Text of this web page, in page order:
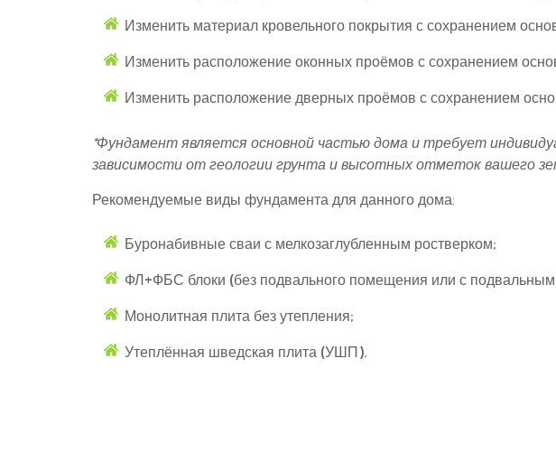
Изменить материал кровельного покрытия с сохранением
Изменить расположение оконных проёмов с сохранением
Изменить расположение дверных проёмов с сохранением
*Фундамент является основной частью дома и требует
зависимости от геологии грунта и высотных отметок вашего
Рекомендуемые виды фундамента для данного дома:
Буронабивные сваи с мелкозаглубленным ростверком;
ФЛ+ФБС блоки (без подвального помещения или с
Монолитная плита без утепления;
Утеплённая шведская плита (УШП).